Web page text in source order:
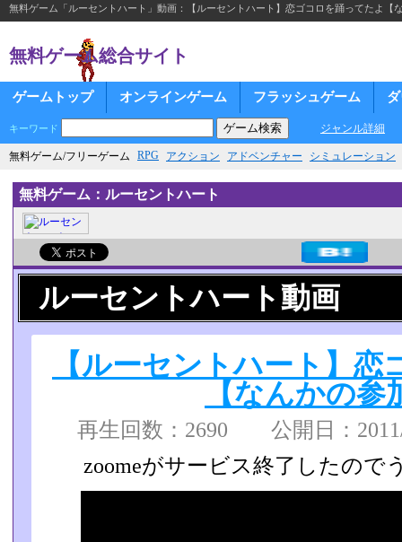
無料ゲーム「ルーセントハート」動画：【ルーセントハート】恋ゴコロを踊ってたよ【
無料ゲーム総合サイト
ゲームトップ オンラインゲーム フラッシュゲーム
キーワード ジャンル詳細
無料ゲーム/フリーゲーム RPG アクション アドベンチャー シミュレーション
無料ゲーム：ルーセントハート
ルーセントハート動画
【ルーセントハート】
【なんかの参
再生回数：2690 公開日：
zoomeがサービス終了したので